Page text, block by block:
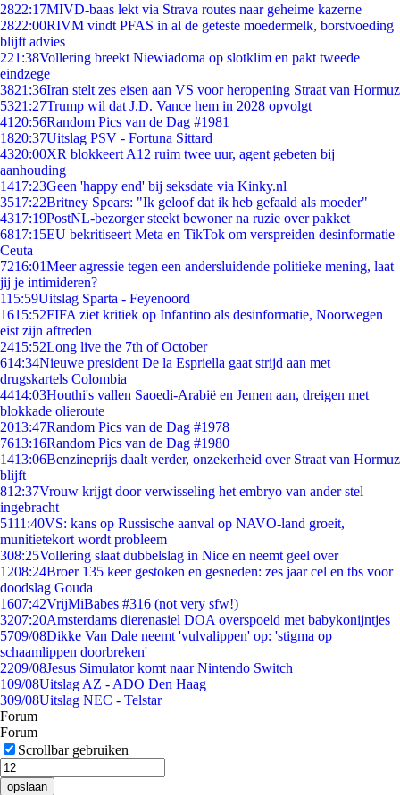
2822:17MIVD-baas lekt via Strava routes naar geheime kazerne
2822:00RIVM vindt PFAS in al de geteste moedermelk, borstvoeding
blijft advies
221:38Vollering breekt Niewiadoma op slotklim en pakt tweede
eindzege
3821:36Iran stelt zes eisen aan VS voor heropening Straat van Hormuz
5321:27Trump wil dat J.D. Vance hem in 2028 opvolgt
41 20:56Random Pics van de Dag #1981
1820:37Uitslag PSV - Fortuna Sittard
4320:00XR blokkeert A12 ruim twee uur, agent gebeten bij
aanhouding
1417:23Geen 'happy end' bij seksdate via Kinky.nl
3517:22Britney Spears: "Ik geloof dat ik heb gefaald als moeder"
4317:19PostNL-bezorger steekt bewoner na ruzie over pakket
6817:15EU bekritiseert Meta en TikTok om verspreiden desinformatie
Ceuta
7216:01Meer agressie tegen een andersluidende politieke mening, laat
jij je intimideren?
115:59Uitslag Sparta - Feyenoord
1615:52FIFA ziet kritiek op Infantino als desinformatie, Noorwegen
eist zijn aftreden
2415:52Long live the 7th of October
614:34Nieuwe president De la Espriella gaat strijd aan met
drugskartels Colombia
4414:03Houthi's vallen Saoedi-Arabië en Jemen aan, dreigen met
blokkade olieroute
2013:47Random Pics van de Dag #1978
7613:16Random Pics van de Dag #1980
1413:06Benzineprijs daalt verder, onzekerheid over Straat van Hormuz
blijft
812:37Vrouw krijgt door verwisseling het embryo van ander stel
ingebracht
5111:40VS: kans op Russische aanval op NAVO-land groeit,
munitietekort wordt probleem
308:25Vollering slaat dubbelslag in Nice en neemt geel over
1208:24Broer 135 keer gestoken en gesneden: zes jaar cel en tbs voor
doodslag Gouda
1607:42VrijMiBabes #316 (not very sfw!)
3207:20Amsterdams dierenasiel DOA overspoeld met babykonijntjes
5709/08Dikke Van Dale neemt 'vulvalippen' op: 'stigma op
schaamlippen doorbreken'
2209/08Jesus Simulator komt naar Nintendo Switch
109/08Uitslag AZ - ADO Den Haag
309/08Uitslag NEC - Telstar
Forum
Forum
Scrollbar gebruiken
opslaan